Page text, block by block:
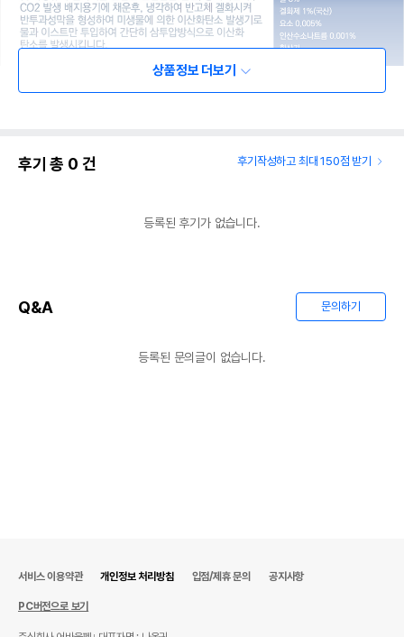
상품정보 더보기
후기 총 0 건 후기작성하고 최대 150점 받기
등록된 후기가 없습니다.
Q&A 문의하기
등록된 문의글이 없습니다.
서비스 이용약관 개인정보 처리방침 입점/제휴 문의 공지사항
PC버전으로 보기